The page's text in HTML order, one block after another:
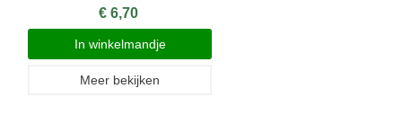
€ 6,70
In winkelmandje
Meer bekijken